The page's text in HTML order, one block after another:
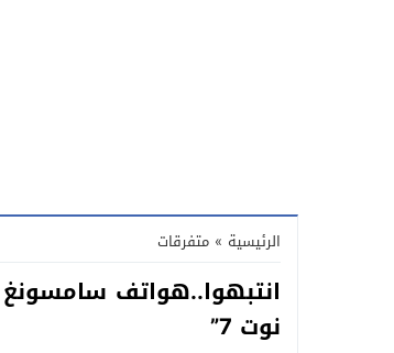
الرئيسية » متفرقات
انتبهوا..هواتف
نوت 7”